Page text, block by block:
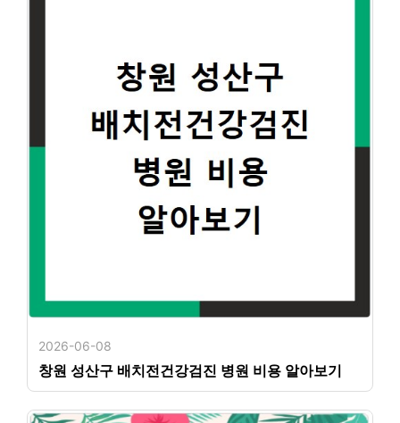
2026-06-08
창원 성산구 배치전건강검진 병원 비용 알아보기